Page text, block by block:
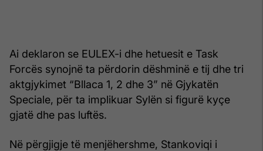
Ai deklaron se EULEX-i dhe hetuesit e Task
Forcës synojnë ta përdorin dëshminë e tij dhe tri
aktgjykimet “Bllaca 1, 2 dhe 3” në Gjykatën
Speciale, për ta implikuar Sylën si figurë kyçe
gjatë dhe pas luftës.
Në përgjigje të menjëhershme, Stankoviqi i